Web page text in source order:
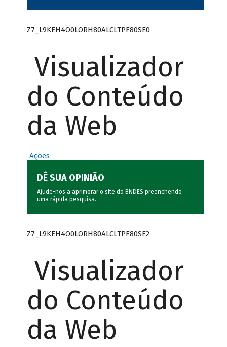
Z7_L9KEH4O0LORH80ALCLTPF80SE0
Visualizador
do Conteúdo
da Web
Ações
DÊ SUA OPINIÃO
Ajude-nos a aprimorar o site do BNDES preenchendo
uma rápida pesquisa.
Z7_L9KEH4O0LORH80ALCLTPF80SE2
Visualizador
do Conteúdo
da Web